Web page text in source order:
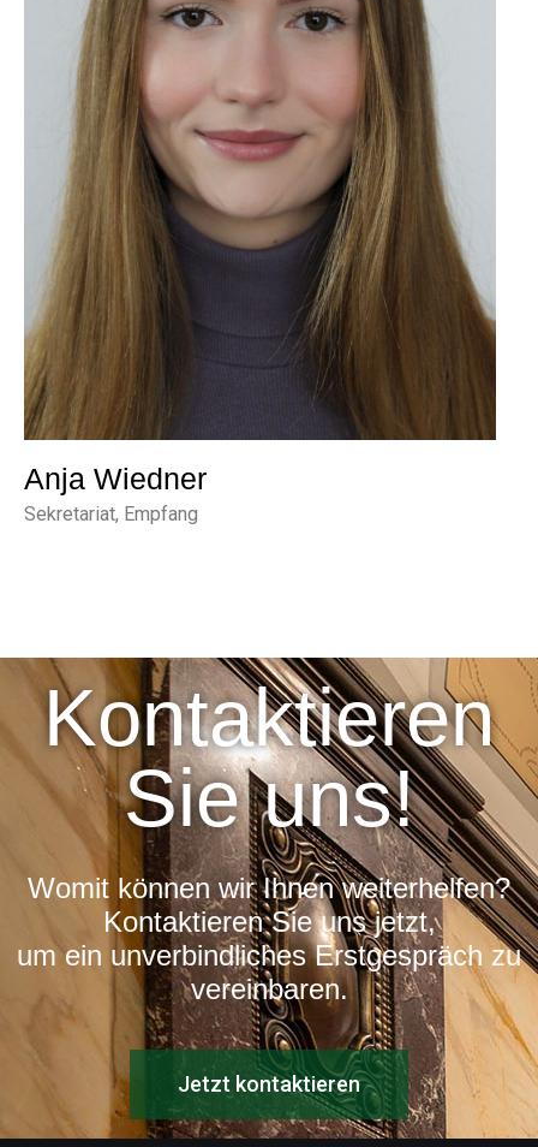
Anja Wiedner
Sekretariat, Empfang
Kontaktieren
Sie uns!
Womit können wir Ihnen weiterhelfen?
Kontaktieren Sie uns jetzt,
um ein unverbindliches Erstgespräch zu
vereinbaren.
Jetzt kontaktieren